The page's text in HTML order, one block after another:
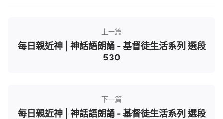
上一篇
每日親近神 | 神話語朗誦 - 基督徒生活系列 選段
530
下一篇
每日親近神 | 神話語朗誦 - 基督徒生活系列 選段